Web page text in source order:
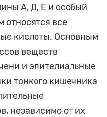
А, Д, Е и особый
относятся все
кислоты. Основным
веществ
и эпителиальные
тонкого кишечника
независимо от их